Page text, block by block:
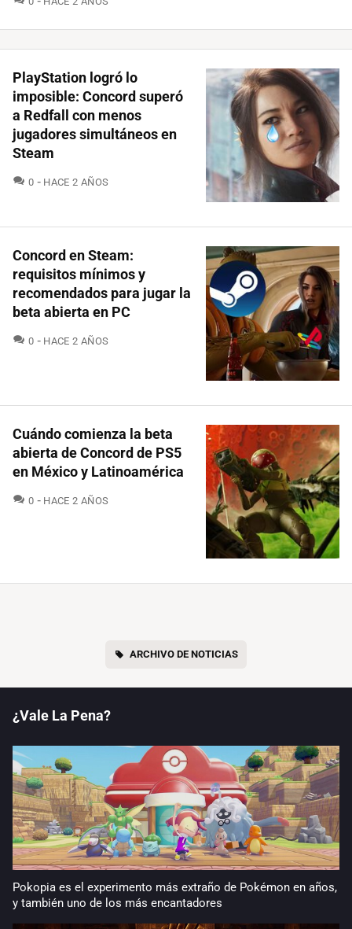
PlayStation logró lo
imposible: Concord superó
a Redfall con menos
jugadores simultáneos en
Steam
0 COMENTARIOS
HACE 2 AÑOS
Concord en Steam:
requisitos mínimos y
recomendados para jugar la
beta abierta en PC
0 COMENTARIOS
HACE 2 AÑOS
Cuándo comienza la beta
abierta de Concord de PS5
en México y Latinoamérica
0 COMENTARIOS
HACE 2 AÑOS
ARCHIVO DE NOTICIAS
¿Vale La Pena?
Pokopia es el experimento más extraño de Pokémon en años,
y también uno de los más encantadores